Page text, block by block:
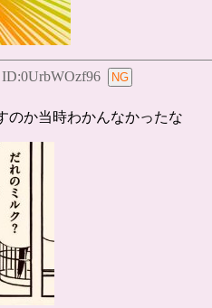
ID:0UrbWOzf96
のか当時わかんなかったな